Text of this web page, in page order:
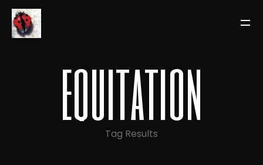
equitation
Tag Results